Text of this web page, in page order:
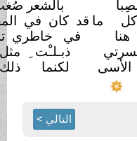
صُغت ُ ما جرى من عناء
المجهول رهنالسماءْ
تدوي كصوتالبكاءْ
مثل زهرة ٍ دون
ماءْ
ذلك حكم
القضاءْ